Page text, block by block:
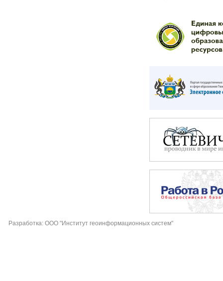
Разработка: ООО "Институт геоинформационных систем"